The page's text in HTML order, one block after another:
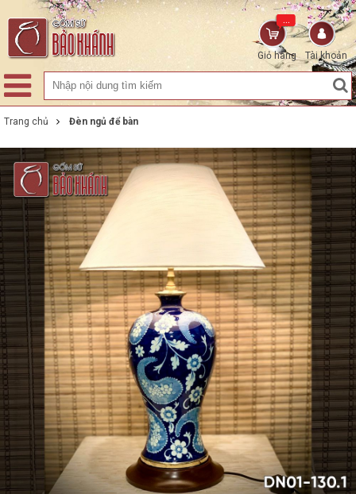
Tài khoản
Giỏ hàng
...
Trang chủ Đèn ngủ để bàn